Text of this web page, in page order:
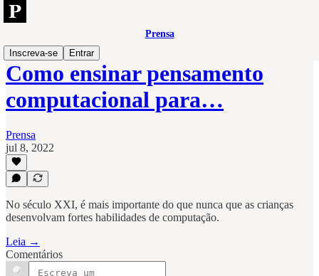
Prensa
Inscreva-se
Entrar
Como ensinar pensamento
computacional para…
Prensa
jul 8, 2022
No século XXI, é mais importante do que nunca que as crianças
desenvolvam fortes habilidades de computação.
Leia →
Comentários